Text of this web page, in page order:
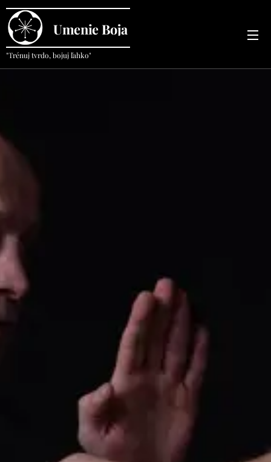
UmenieBoja
"Trénuj tvrdo, bojuj ľahko"